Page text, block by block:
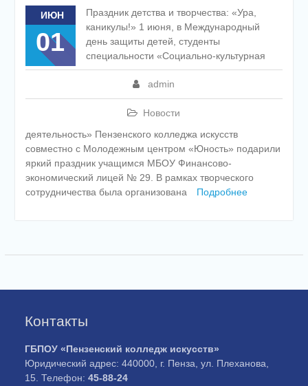
ИЮН
01
admin
Новости
Праздник детства и творчества: «Ура,
каникулы!» 1 июня, в Международный
день защиты детей, студенты
специальности «Социально-культурная
деятельность» Пензенского колледжа искусств
совместно с Молодежным центром «Юность» подарили
яркий праздник учащимся МБОУ Финансово-
экономический лицей № 29. В рамках творческого
сотрудничества была организована
Подробнее
Контакты
ГБПОУ «Пензенский колледж искусств»
Юридический адрес: 440000, г. Пенза, ул. Плеханова,
15. Телефон:45-88-24